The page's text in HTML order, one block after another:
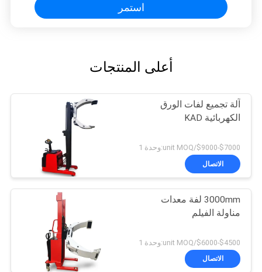
استمر
أعلى المنتجات
آلة تجميع لفات الورق
الكهربائية KAD
$7000-$9000/unit MOQ:وحدة 1
الاتصال
3000mm لفة معدات
مناولة الفيلم
$4500-$6000/unit MOQ:وحدة 1
الاتصال